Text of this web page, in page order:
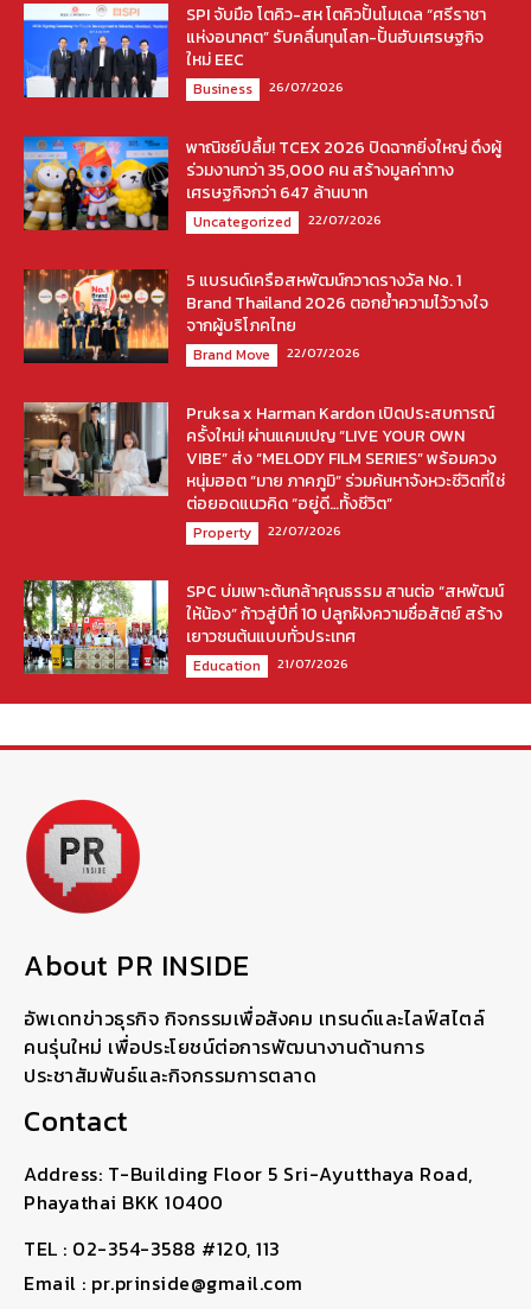
SPI จับมือ โตคิว-สห โตคิวปั้นโมเดล “ศรีราชา
แห่งอนาคต” รับคลื่นทุนโลก-ปั้นฮับเศรษฐกิจ
ใหม่ EEC
Business 26/07/2026
พาณิชย์ปลื้ม! TCEX 2026 ปิดฉากยิ่งใหญ่ ดึงผู้
ร่วมงานกว่า 35,000 คน สร้างมูลค่าทาง
เศรษฐกิจกว่า 647 ล้านบาท
Uncategorized 22/07/2026
5 แบรนด์เครือสหพัฒน์กวาดรางวัล No. 1
Brand Thailand 2026 ตอกย้ำความไว้วางใจ
จากผู้บริโภคไทย
Brand Move 22/07/2026
Pruksa x Harman Kardon เปิดประสบการณ์
ครั้งใหม่! ผ่านแคมเปญ “LIVE YOUR OWN
VIBE” ส่ง “MELODY FILM SERIES” พร้อมควง
หนุ่มฮอต “มาย ภาคภูมิ” ร่วมค้นหาจังหวะชีวิตที่ใช่
ต่อยอดแนวคิด “อยู่ดี…ทั้งชีวิต”
Property 22/07/2026
SPC บ่มเพาะต้นกล้าคุณธรรม สานต่อ “สหพัฒน์
ให้น้อง” ก้าวสู่ปีที่ 10 ปลูกฝังความซื่อสัตย์ สร้าง
เยาวชนต้นแบบทั่วประเทศ
Education 21/07/2026
About PR INSIDE
อัพเดทข่าวธุรกิจ กิจกรรมเพื่อสังคม เทรนด์และไลฟ์สไตล์
คนรุ่นใหม่ เพื่อประโยชน์ต่อการพัฒนางานด้านการ
ประชาสัมพันธ์และกิจกรรมการตลาด
Contact
Address: T-Building Floor 5 Sri-Ayutthaya Road,
Phayathai BKK 10400
TEL : 02-354-3588 #120, 113
Email : pr.prinside@gmail.com